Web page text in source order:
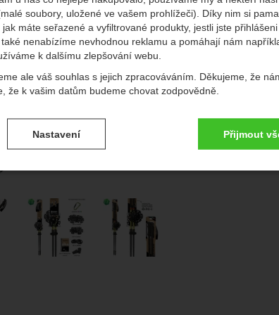
soubory, uložené ve vašem prohlížeči). Díky nim si
máte seřazené a vyfiltrované produkty, jestli jste
nenabízíme nevhodnou reklamu a pomáhají nám
k dalšímu zlepšování webu.
ale váš souhlas s jejich zpracováváním. Děkujeme, že
že k vašim datům budeme chovat zodpovědně.
souhlasů s kategoriemi cookies
- bez těchto cookies náš web nebude fungovat.
cookies umožňují váš průchod nákupním košíkem,
funkce.
a rozšířené funkce
a rozšířené funkce
abyste nemuseli vše nastavovat
spojit např. pomocí chatu
Nastavení Přijmout